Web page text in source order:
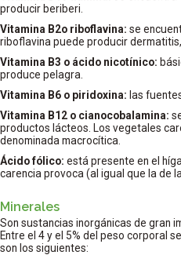
producir beriberi.
Vitamina B2o riboflavina: se
riboflavina puede producir
Vitamina B3 o ácido nicotínico:
produce pelagra.
Vitamina B6 o piridoxina: las
Vitamina B12 o cianocobalamina:
productos lácteos. Los vegetales
denominada macrocítica.
Ácido fólico: está presente en el
carencia provoca (al igual que la de
Minerales
Son sustancias inorgánicas de gran
Entre el 4 y el 5% del peso corporal
son los siguientes: